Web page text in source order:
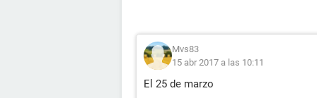
Mvs83
15 abr 2017 a las 10:11
El 25 de marzo